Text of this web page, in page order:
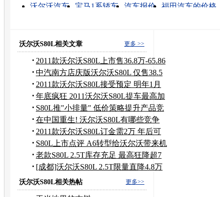
沃尔沃汽车 宝马1系轿车 汽车报价
福田汽车的价格
更多 >>
沃尔沃S80L相关文章
2011款沃尔沃S80L上市售36.8万-65.86
万
中汽南方店庆版沃尔沃S80L 仅售38.5
万
2011款沃尔沃S80L接受预定 明年1月
提车
年底疯狂 2011沃尔沃S80L提车最高加
1万
S80L推"小排量" 低价策略提升产品竞
争力
在中国重生! 沃尔沃S80L有哪些竞争
对手
2011款沃尔沃S80L订金需2万 年后可
提车
S80L上市点评 A6转型给沃尔沃带来机
会
老款S80L 2.5T库存充足 最高狂降超7
万
[成都]沃尔沃S80L 2.5T限量直降4.8万
元
更多>>
沃尔沃S80L相关热帖